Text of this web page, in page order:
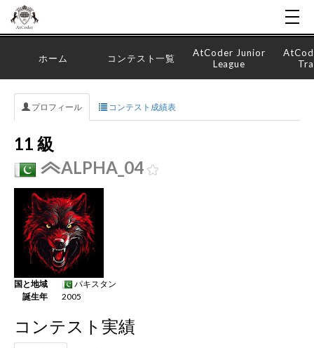
ホーム コンテスト一覧
AtCoder Junior
League
プロフィール コンテスト成績表
11 級
ALPHA_04
国と地域
パキスタン
誕生年
2005
コンテスト実績